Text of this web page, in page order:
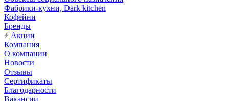
Фабрики-кухни, Dark kitchen
Кофейни
Бренды
Акции
Компания
О компании
Новости
Отзывы
Сертификаты
Благодарности
Вакансии